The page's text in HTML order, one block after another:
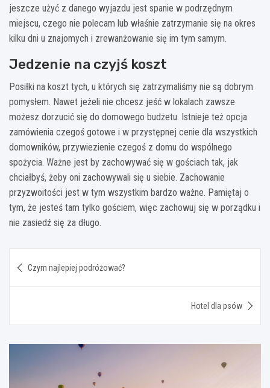
jeszcze użyć z danego wyjazdu jest spanie w podrzędnym
miejscu, czego nie polecam lub właśnie zatrzymanie się na okres
kilku dni u znajomych i zrewanżowanie się im tym samym.
Jedzenie na czyjś koszt
Posiłki na koszt tych, u których się zatrzymaliśmy nie są dobrym
pomysłem. Nawet jeżeli nie chcesz jeść w lokalach zawsze
możesz dorzucić się do domowego budżetu. Istnieje też opcja
zamówienia czegoś gotowe i w przystępnej cenie dla wszystkich
domowników, przywiezienie czegoś z domu do wspólnego
spożycia. Ważne jest by zachowywać się w gościach tak, jak
chciałbyś, żeby oni zachowywali się u siebie. Zachowanie
przyzwoitości jest w tym wszystkim bardzo ważne. Pamiętaj o
tym, że jesteś tam tylko gościem, więc zachowuj się w porządku i
nie zasiedź się za długo.
wpisu
Czym najlepiej podróżować?
Hotel dla psów